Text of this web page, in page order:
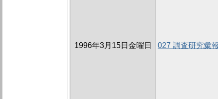
1996年3月15日金曜日 027 調査研究彙